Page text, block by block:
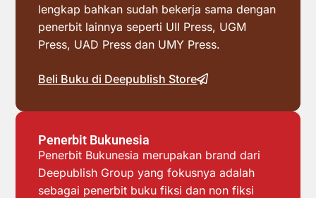
lengkap bahkan sudah bekerja sama dengan
penerbit lainnya seperti UII Press, UGM
Press, UAD Press dan UMY Press.
Beli Buku di Deepublish Store
Penerbit Bukunesia
Penerbit Bukunesia merupakan brand dari
Deepublish Group yang fokusnya adalah
sebagai penerbit buku fiksi dan non fiksi